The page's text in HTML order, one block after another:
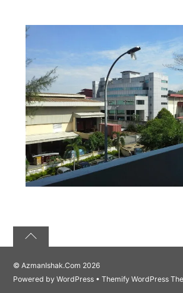
©AzmanIshak.Com 2026
Powered byWordPress •Themify WordPress